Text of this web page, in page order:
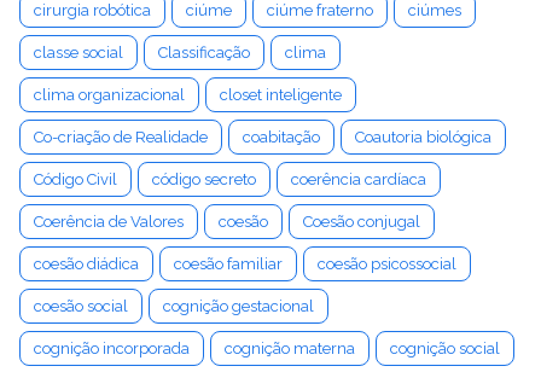
cirurgia robótica ciúme ciúme fraterno ciúmes
classe social Classificação clima
clima organizacional closet inteligente
Co-criação de Realidade coabitação Coautoria biológica
Código Civil código secreto coerência cardíaca
Coerência de Valores coesão Coesão conjugal
coesão diádica coesão familiar coesão psicossocial
coesão social cognição gestacional
cognição incorporada cognição materna cognição social